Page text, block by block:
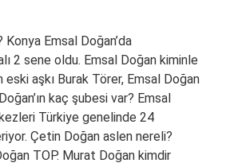
Emsal Doğan’da
2 sene oldu. Emsal Doğan kiminle
eski aşkı Burak Törer, Emsal Doğan
kaç şubesi var? Emsal
Türkiye genelinde 24
Çetin Doğan aslen nereli?
TOP. Murat Doğan kimdir